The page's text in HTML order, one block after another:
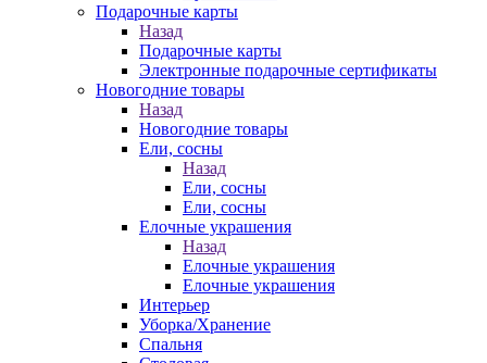
Подарочные карты
Назад
Подарочные карты
Электронные подарочные сертификаты
Новогодние товары
Назад
Новогодние товары
Ели, сосны
Назад
Ели, сосны
Ели, сосны
Елочные украшения
Назад
Елочные украшения
Елочные украшения
Интерьер
Уборка/Хранение
Спальня